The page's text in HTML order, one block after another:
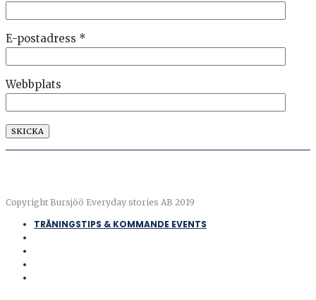
E-postadress *
Webbplats
Copyright Bursjöö Everyday stories AB 2019
TRÄNINGSTIPS & KOMMANDE EVENTS